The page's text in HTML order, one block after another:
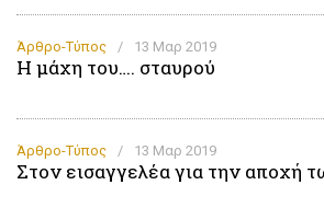
Άρθρο-Τύπος / 13 Μαρ 2019
Η μάχη του…. σταυρού
Άρθρο-Τύπος / 13 Μαρ 2019
Στον εισαγγελέα για την αποχή